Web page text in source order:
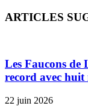
ARTICLES
Les Faucons de
record avec huit
22 juin 2026